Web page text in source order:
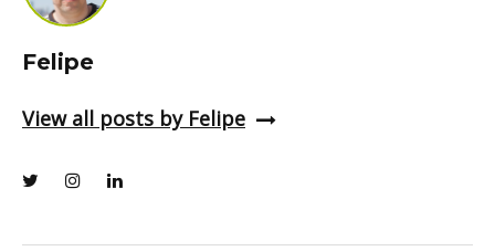
Felipe
View all posts by Felipe